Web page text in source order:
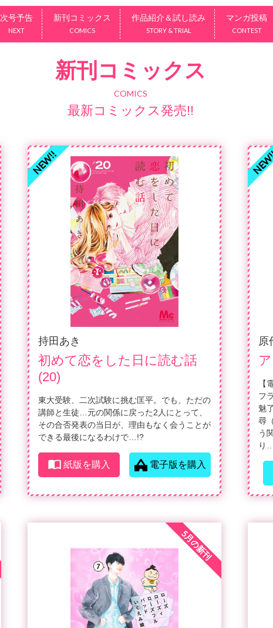
次号予告
NEXT
新刊コミックス
COMICS
作品紹介＆試し読み
STORY & TRIAL
マンガ投稿
CONTEST
新刊コミックス
COMICS
最新コミックス発売!!
NEW!!
持田あき
初めて恋をした日に読む話
(20)
東大受験、二次試験に挑む匡平。でも、ただの
講師と生徒…元の関係に戻った2人にとって、
その合否発表の当日が、理由もなく会うことが
できる最後になるわけで…!?
紙版を購入 電子版を購入
原
【
フ
魅
尋
う
り
5月の新刊